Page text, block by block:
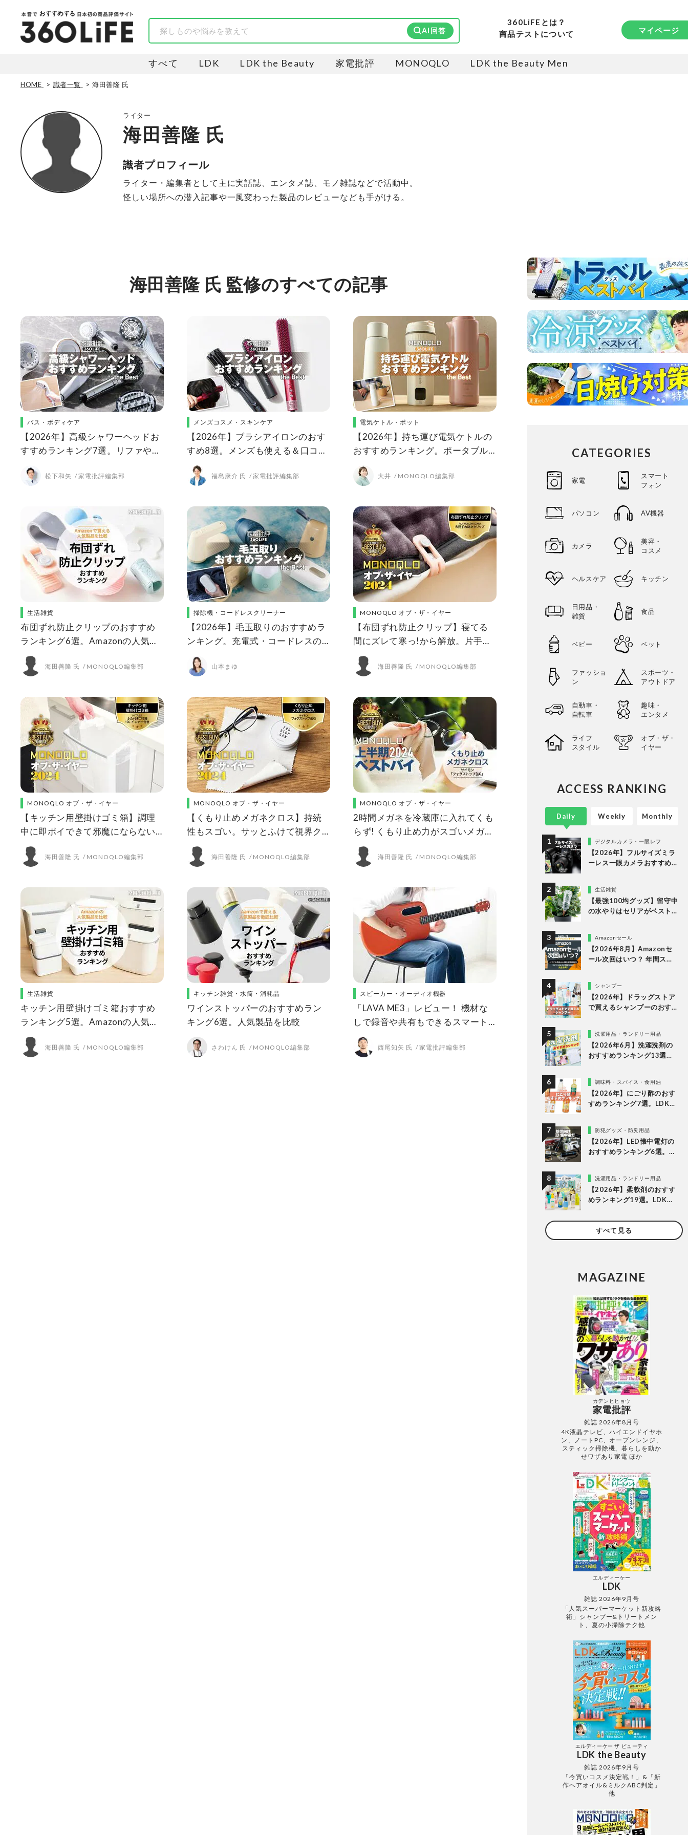
AI回答
360LiFEとは？
商品テストについて
マイページ
すべて LDK LDK the Beauty 家電批評 MONOQLO LDK the Beauty Men
HOME 識者一覧 海田善隆 氏
ライター
海田善隆 氏
識者プロフィール
ライター・編集者として主に実話誌、エンタメ誌、モノ雑誌などで活動中。
怪しい場所への潜入記事や一風変わった製品のレビューなども手がける。
海田善隆 氏 監修のすべての記事
バス・ボディケア
【2026年】高級シャワーヘッドお
すすめランキング7選。リファやミ
松下和矢 家電批評編集部
メンズコスメ・スキンケア
【2026年】ブラシアイロンのおす
すめ8選。メンズも使える＆口コミ
で人気のアイテムを徹底比較
福島康介 氏 家電批評編集部
電気ケトル・ポット
【2026年】持ち運び電気ケトルの
おすすめランキング。ポータブル
な水筒型の人気製品を徹底比較
大井 MONOQLO編集部
生活雑貨
布団ずれ防止クリップのおすすめ
ランキング6選。Amazonの人気製
品を比較
海田善隆 氏 MONOQLO編集部
掃除機・コードレスクリーナー
【2026年】毛玉取りのおすすめラ
ンキング。充電式・コードレスの
人気製品をプロが徹底比較
山本まゆ
MONOQLO オブ・ザ・イヤー
【布団ずれ防止クリップ】寝てる
間にズレて寒っ!から解放。片手で
サッと装着も簡単【MONOQLO
2024年ベストバイ】
海田善隆 氏 MONOQLO編集部
MONOQLO オブ・ザ・イヤー
【キッチン用壁掛けゴミ箱】調理
中に即ポイできて邪魔にならない!
衛生的な工夫もいっぱい
【MONOQLO 2024年ベストバ
海田善隆 氏 MONOQLO編集部
MONOQLO オブ・ザ・イヤー
【くもり止めメガネクロス】持続
性もスゴい。サッとふけて視界ク
リア!【MONOQLO 2024年ベスト
バイ】海田善隆 氏 MONOQLO編集部
MONOQLO オブ・ザ・イヤー
2時間メガネを冷蔵庫に入れてくも
らず! くもり止め力がスゴいメガネ
クロス【MONOQLO2024上半期ベ
ストバイ】
海田善隆 氏 MONOQLO編集部
生活雑貨
キッチン用壁掛けゴミ箱おすすめ
ランキング5選。Amazonの人気商
品を比較
海田善隆 氏 MONOQLO編集部
キッチン雑貨・水筒・消耗品
ワインストッパーのおすすめラン
キング6選。人気製品を比較
さわけん 氏 MONOQLO編集部
スピーカー・オーディオ機器
「LAVA ME3」レビュー！ 機材な
しで録音や共有もできるスマート
ギターは初心者におすすめ？
西尾知矢 氏 家電批評編集部
CATEGORIES
家電
スマート
フォン
パソコン AV機器
カメラ
美容・
コスメ
ヘルスケア キッチン
日用品・
雑貨
食品
ベビー ペット
ファッショ
ン
スポーツ・
アウトドア
自動車・
自転車
趣味・
エンタメ
ライフ
スタイル
オブ・ザ・
イヤー
ACCESS RANKING
Daily
デジタルカメラ・一眼レフ
【2026年】フルサイズミラ
ーレス一眼カメラおすすめ
生活雑貨
【最強100均グッズ】留守中
の水やりはセリアがベスト
Amazonセール
【2026年8月】Amazonセ
ール次回はいつ？ 年間スケ
シャンプー
【2026年】ドラッグストア
で買えるシャンプーのおす
比較洗濯用品・ランドリー用品
【2026年6月】洗濯洗剤の
おすすめランキング13選。
検証調味料・スパイス・食用油
【2026年】にごり酢のおす
すめランキング7選。LDKが
防犯グッズ・防災用品
【2026年】LED懐中電灯の
おすすめランキング6選。防
洗濯用品・ランドリー用品
【2026年】柔軟剤のおすす
めランキング19選。LDKが
品を徹底比較
すべて見る
Weekly Monthly
MAGAZINE
カデンヒヒョウ
家電批評
雑誌 2026年8月号
4K液晶テレビ、ハイエンドイヤホ
ン、ノートPC、オーブンレンジ、
スティック掃除機、暮らしを動か
せワザあり家電 ほか
エルディーケー
LDK
雑誌 2026年9月号
「人気スーパーマーケット新攻略
術」シャンプー&トリートメン
ト、夏の小掃除テク他
エルディーケー ザ ビューティ
LDK the Beauty
雑誌 2026年9月号
「今買いコスメ決定戦！」&「新
作ヘアオイル&ミルクABC判定」
他